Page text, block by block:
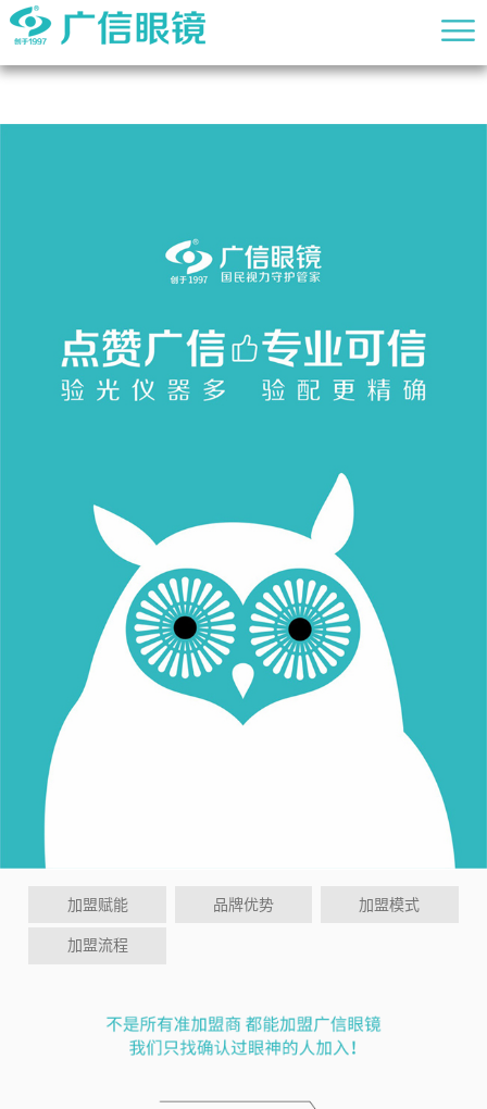
j9九游会老哥俱乐部交流区
加盟赋能 品牌优势 加盟模式
加盟流程